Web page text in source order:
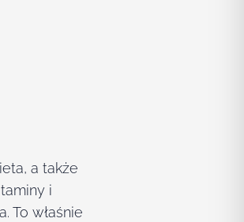
a także
i
To właśnie